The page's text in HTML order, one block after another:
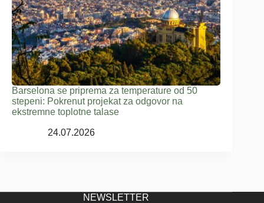
Barselona se priprema za temperature od 50
stepeni: Pokrenut projekat za odgovor na
ekstremne toplotne talase
24.07.2026
NEWSLETTER